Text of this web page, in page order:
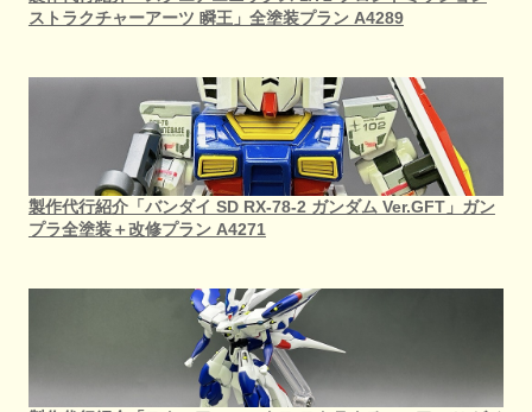
ストラクチャーアーツ 瞬王」全塗装プラン A4289
製作代行紹介「バンダイ SD RX-78-2 ガンダム Ver.GFT」ガン
プラ全塗装＋改修プラン A4271